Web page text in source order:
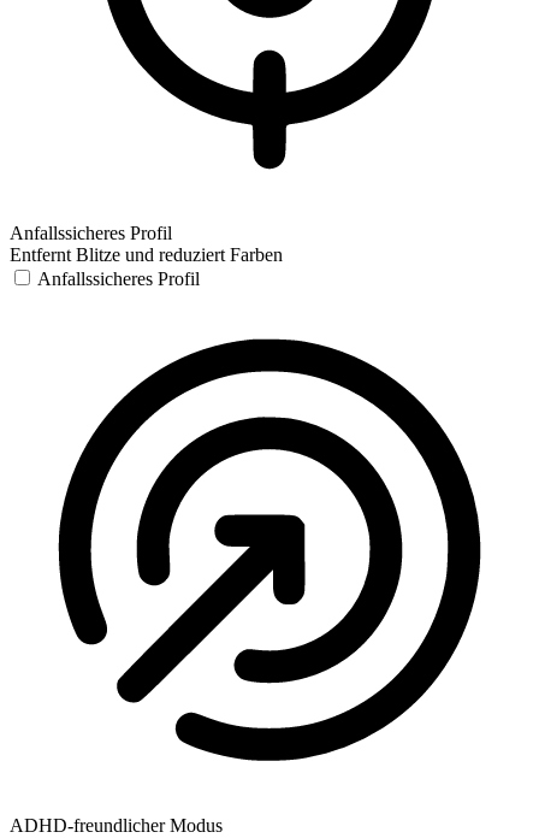
Anfallssicheres Profil
Entfernt Blitze und reduziert Farben
Anfallssicheres Profil
ADHD-freundlicher Modus